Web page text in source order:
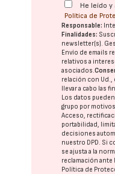
He leído
Política de
Responsable:
Finalidades:
newsletter(s).
Envío de emails
relativos a
asociados.
relación con Ud.,
llevar a cabo las
Los datos
grupo por
Acceso,
portabilidad,
decisiones
nuestro DPD. Si
se ajusta a la
reclamación ante
Política de